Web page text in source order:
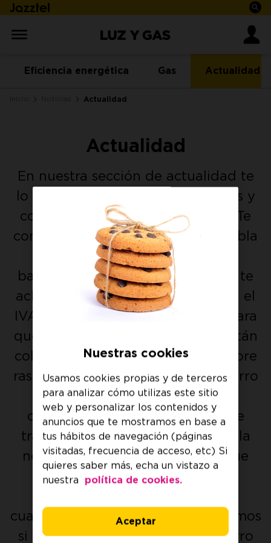
Eficiencia energética Gas Actualidad
Actualidad
Actualidad
En nuestra sección de actualidad te
lo explicamos todo sin alarmismos y
con palabras de andar por casa. Te
contamos la verdad cuando se habla
de la subida de la luz (o de las
bajadas, ¡que también las hay!) y te
aclaramos en qué porcentaje está el
IVA de la luz en cada momento para
que sepas exactamente qué te están
cobrando. Además, estamos siempre
rastreando las últimas ayudas ahorro
energético disponibles para
contártelas antes que nadie, y te
traducimos cualquier cambio en la
normativa placas solares para que
estés al día si te planteas el
cuando llega el momento, analizamos
si el famoso cambio de hora ahorro
Nuestras cookies
Usamos cookies propias y de terceros
para analizar cómo utilizas este sitio
web y personalizar los contenidos y
anuncios que te mostramos en base a
tus hábitos de navegación (páginas
visitadas, frecuencia de acceso, etc) Si
quieres saber más, echa un vistazo a
nuestra
política de cookies.
Aceptar